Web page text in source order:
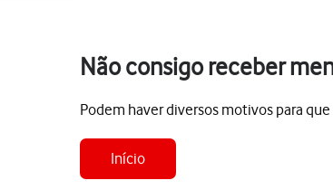
Não consigo receber
Podem haver diversos motivos para
Início